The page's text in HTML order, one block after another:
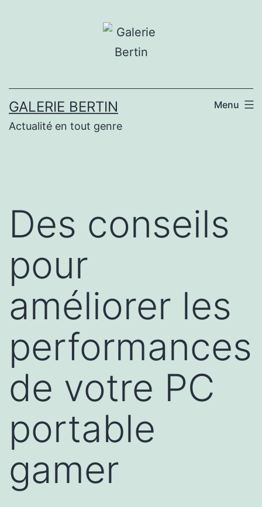
GALERIE BERTIN
Actualité en tout genre
Menu
Des conseils
pour
améliorer les
performances
de votre PC
portable
gamer